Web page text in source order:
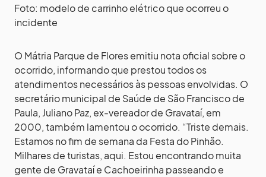
Foto: modelo de carrinho elétrico que ocorreu o
incidente
O Mátria Parque de Flores emitiu nota oficial sobre o
ocorrido, informando que prestou todos os
atendimentos necessários às pessoas envolvidas. O
secretário municipal de Saúde de São Francisco de
Paula, Juliano Paz, ex-vereador de Gravataí, em
2000, também lamentou o ocorrido. “Triste demais.
Estamos no fim de semana da Festa do Pinhão.
Milhares de turistas, aqui. Estou encontrando muita
gente de Gravataí e Cachoeirinha passeando e